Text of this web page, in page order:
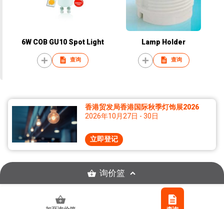
6W COB GU10 Spot Light
查询
Lamp Holder
查询
香港贸发局香港国际秋季灯饰展2026
2026年10月27日 - 30日
立即登记
询价篮